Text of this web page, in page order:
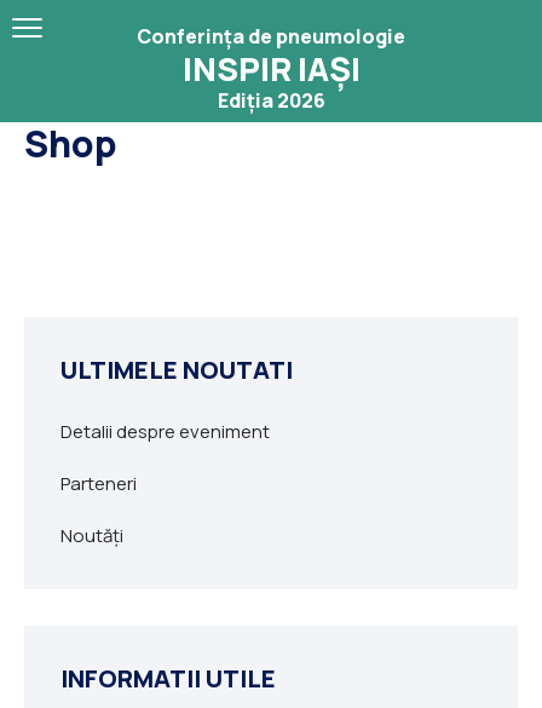
Conferința de pneumologie
INSPIR IAȘI
Ediția 2026
Shop
ULTIMELE NOUTATI
Detalii despre eveniment
Parteneri
Noutăți
INFORMATII UTILE